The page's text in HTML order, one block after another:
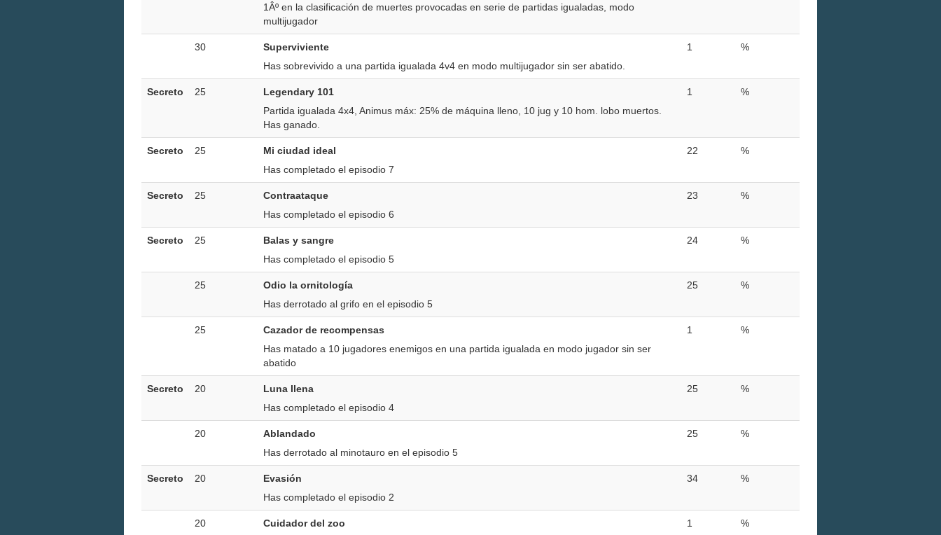
1Âº en la clasificación de muertes provocadas en serie de partidas igualadas, modo
multijugador
30
Superviviente
Has sobrevivido a una partida igualada 4v4 en modo multijugador sin ser abatido.
1 %
Secreto 25
Legendary 101
Partida igualada 4x4, Animus máx: 25% de máquina lleno, 10 jug y 10 hom. lobo muertos.
Has ganado.
1 %
Secreto 25
Mi ciudad ideal
Has completado el episodio 7
22 %
Secreto 25
Contraataque
Has completado el episodio 6
23 %
Secreto 25
Balas y sangre
Has completado el episodio 5
24 %
25
Odio la ornitología
Has derrotado al grifo en el episodio 5
25 %
25
Cazador de recompensas
Has matado a 10 jugadores enemigos en una partida igualada en modo jugador sin ser
abatido
1 %
Secreto 20
Luna llena
Has completado el episodio 4
25 %
20
Ablandado
Has derrotado al minotauro en el episodio 5
25 %
Secreto 20
Evasión
Has completado el episodio 2
34 %
20
Cuidador del zoo
1 %